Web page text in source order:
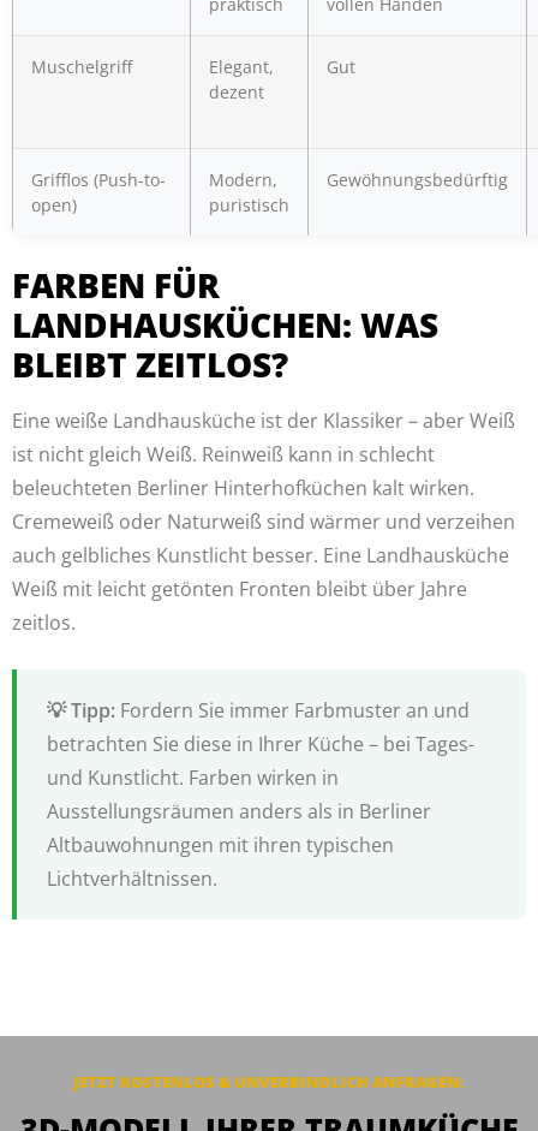
Muschelgriff
Elegant,
dezent
Gut
Grifflos (Push-to-
open)
Modern,
puristisch
Gewöhnungsbedürftig
FARBEN FÜR
LANDHAUSKÜCHEN: WAS
BLEIBT ZEITLOS?
Eine weiße Landhausküche ist der Klassiker – aber Weiß
ist nicht gleich Weiß. Reinweiß kann in schlecht
beleuchteten Berliner Hinterhofküchen kalt wirken.
Cremeweiß oder Naturweiß sind wärmer und verzeihen
auch gelbliches Kunstlicht besser. Eine Landhausküche
Weiß mit leicht getönten Fronten bleibt über Jahre
zeitlos.
Fordern Sie immer Farbmuster an und
betrachten Sie diese in Ihrer Küche – bei Tages-
und Kunstlicht. Farben wirken in
Ausstellungsräumen anders als in Berliner
Altbauwohnungen mit ihren typischen
Lichtverhältnissen.
JETZT KOSTENLOS & UNVERBINDLICH ANFRAGEN: